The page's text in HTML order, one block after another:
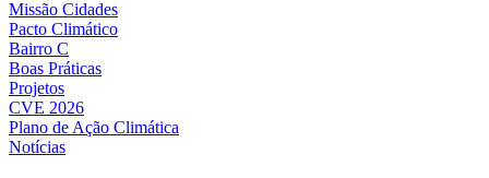
Missão Cidades
Pacto Climático
Bairro C
Boas Práticas
Projetos
CVE 2026
Plano de Ação Climática
Notícias